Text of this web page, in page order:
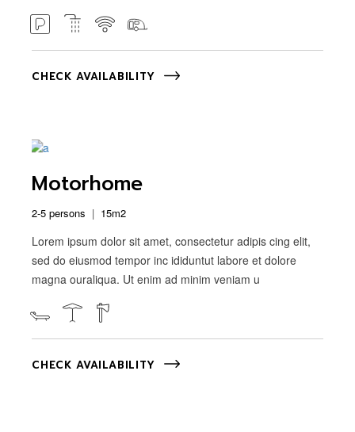
CHECK AVAILABILITY
Motorhome
2-5 persons 15m2
Lorem ipsum dolor sit amet, consectetur adipis cing elit,
sed do eiusmod tempor inc ididuntut labore et dolore
magna ouraliqua. Ut enim ad minim veniam u
CHECK AVAILABILITY